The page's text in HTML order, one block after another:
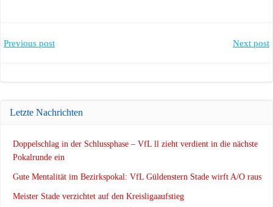
Post
Previous post Next post
Letzte Nachrichten
Doppelschlag in der Schlussphase – VfL ll zieht verdient in die nächste
Pokalrunde ein
Gute Mentalität im Bezirkspokal: VfL Güldenstern Stade wirft A/O raus
Meister Stade verzichtet auf den Kreisligaaufstieg